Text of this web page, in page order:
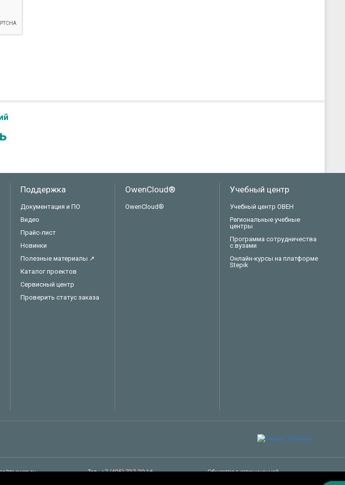
Поддержка
Документация и ПО
Видео
Прайс-лист
Новинки
Полезные материалы ↗
Каталог проектов
Сервисный центр
Проверить статус заказа
OwenCloud®
OwenCloud®
Учебный центр
Учебный центр ОВЕН
Региональные учебные
центры
Программа сотрудничества
с вузами
Онлайн-курсы на платформе
Stepik
owen.ru
Тел.: +7 (495) 727-30-16
Общество с ограниченной
Сказать спасибо